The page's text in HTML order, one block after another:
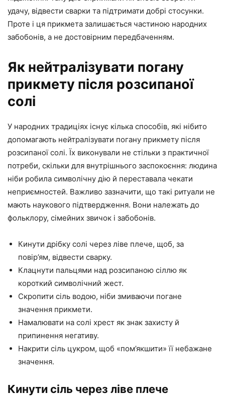
удачу, відвести сварки та підтримати добрі стосунки.
Проте і ця прикмета залишається частиною народних
забобонів, а не достовірним передбаченням.
Як нейтралізувати погану
прикмету після розсипаної
солі
У народних традиціях існує кілька способів, які нібито
допомагають нейтралізувати погану прикмету після
розсипаної солі. Їх виконували не стільки з практичної
потреби, скільки для внутрішнього заспокоєння: людина
ніби робила символічну дію й переставала чекати
неприємностей. Важливо зазначити, що такі ритуали не
мають наукового підтвердження. Вони належать до
фольклору, сімейних звичок і забобонів.
Кинути дрібку солі через ліве плече, щоб, за
повір’ям, відвести сварку.
Клацнути пальцями над розсипаною сіллю як
короткий символічний жест.
Скропити сіль водою, ніби змиваючи погане
значення прикмети.
Намалювати на солі хрест як знак захисту й
припинення негативу.
Накрити сіль цукром, щоб «пом’якшити» її небажане
значення.
Кинути сіль через ліве плече